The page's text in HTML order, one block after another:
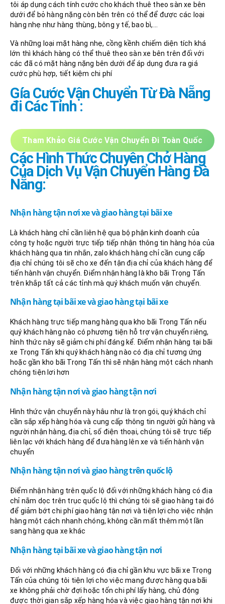
tôi áp dụng cách tính cước cho khách thuê theo sàn xe bên
dưới để bỏ hàng nặng còn bên trên có thể để được các loại
hàng nhẹ như hàng thùng, bông y tế, bao bì,…
Và những loại mặt hàng nhẹ, cồng kềnh chiếm diện tích khá
lớn thì khách hàng có thể thuê theo sàn xe bên trên đối với
các đã có mặt hàng nặng bên dưới để áp dụng đưa ra giá
cước phù hợp, tiết kiệm chi phí
Gía Cước Vận Chuyển Từ Đà Nẵng
đi Các Tỉnh :
Tham Khảo Giá Cước Vận Chuyển Đi Toàn Quốc
Các Hình Thức Chuyên Chở Hàng
Của Dịch Vụ Vận Chuyển Hàng Đà
Nẵng:
Nhận hàng tận nơi xe và giao hàng tại bãi xe
Là khách hàng chỉ cần liên hệ qua bộ phận kinh doanh của
công ty hoặc người trực tiếp tiếp nhận thông tin hàng hóa của
khách hàng qua tin nhắn, zalo khách hàng chỉ cần cung cấp
địa chỉ chúng tôi sẽ cho xe đến tận địa chỉ của khách hàng để
tiến hành vận chuyển. Điểm nhận hàng là kho bãi Trọng Tấn
trên khắp tất cả các tỉnh mà quý khách muốn vận chuyển.
Nhận hàng tại bãi xe và giao hàng tại bãi xe
Khách hàng trực tiếp mang hàng qua kho bãi Trọng Tấn nếu
quý khách hàng nào có phương tiện hỗ trợ vận chuyển riêng,
hình thức này sẽ giảm chi phí đáng kể. Điểm nhận hàng tại bãi
xe Trọng Tấn khi quý khách hàng nào có địa chỉ tương ứng
hoặc gần kho bãi Trọng Tấn thì sẽ nhận hàng một cách nhanh
chóng tiện lơi hơn
Nhận hàng tận nơi và giao hàng tận nơi
Hình thức vận chuyển này hâu như là trọn gói, quý khách chỉ
cần sắp xếp hàng hóa và cung cấp thông tin người gửi hàng và
người nhận hàng, địa chỉ, số điện thoại, chúng tôi sẽ trực tiếp
liên lạc với khách hàng để đưa hàng lên xe và tiến hành vận
chuyển
Nhận hàng tận nơi và giao hàng trên quốc lộ
Điểm nhận hàng trên quốc lộ đối với những khách hàng có địa
chỉ nằm dọc trên trục quốc lộ thì chúng tôi sẽ giao hàng tại đó
để giảm bớt chi phí giao hàng tận nơi và tiện lợi cho việc nhận
hàng một cách nhanh chóng, không cần mất thêm một lần
sang hàng qua xe khác
Nhận hàng tại bãi xe và giao hàng tận nơi
Đối với những khách hàng có địa chỉ gần khu vực bãi xe Trọng
Tấn của chúng tôi tiện lợi cho việc mang được hàng qua bãi
xe không phải chờ đợi hoặc tốn chi phí lấy hàng, chủ động
được thời gian sắp xếp hàng hóa và việc giao hàng tận nơi khi